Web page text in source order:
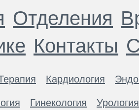
Отделения
Контакты
Кардиология
Гинекология Урология